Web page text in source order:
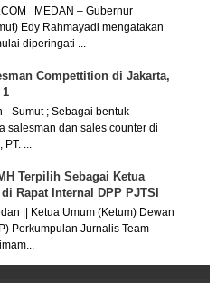
MEDAN – Gubernur
Edy Rahmayadi mengatakan
diperingati ...
Compettition di Jakarta,
1
- Sumut ; Sebagai bentuk
salesman dan sales counter di
...
Terpilih Sebagai Ketua
Rapat Internal DPP PJTSI
|| Ketua Umum (Ketum) Dewan
Perkumpulan Jurnalis Team